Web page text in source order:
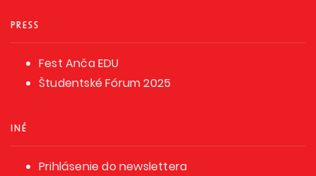
PRESS
Fest Anča EDU
Študentské Fórum 2025
INÉ
Prihlásenie do newslettera